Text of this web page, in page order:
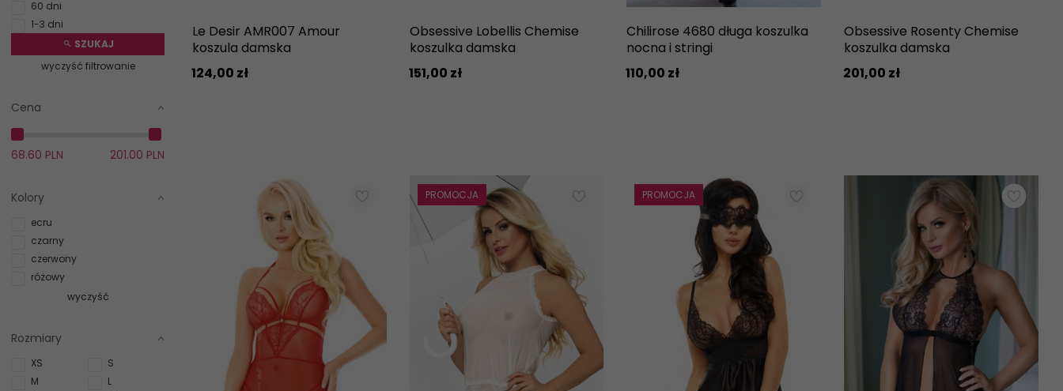
60 dni
1-3 dni
SZUKAJ
wyczyść filtrowanie
Cena
68.60 PLN 201.00 PLN
Kolory
ecru
czarny
czerwony
różowy
wyczyść
Rozmiary
XS
S
M
L
Le Desir AMR007 Amour
koszula damska
124,00 zł
Obsessive Lobellis Chemise
koszulka damska
151,00 zł
Chilirose 4680 długa koszulka
nocna i stringi
110,00 zł
Obsessive Rosenty Chemise
koszulka damska
201,00 zł
PROMOCJA PROMOCJA